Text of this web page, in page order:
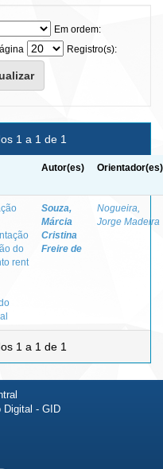
Em ordem:
Registro(s):
1 a 1 de 1
Autor(es) Orientador(es)
do
rent
Souza,
Márcia
Cristina
Freire de
Nogueira,
Jorge Madeira
1 a 1 de 1
Digital - GID